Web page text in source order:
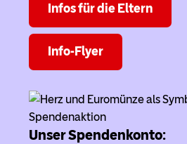
Infos für die Eltern
Info-Flyer
Unser Spendenkonto: